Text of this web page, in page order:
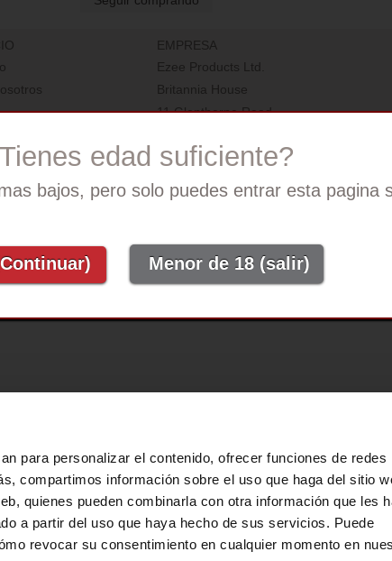
para personalizar el contenido, ofrecer funciones de redes
compartimos información sobre el uso que haga del sitio
quienes pueden combinarla con otra información que les
a partir del uso que haya hecho de sus servicios. Puede
revocar su consentimiento en cualquier momento en
productos
resolución de
EMPRESA
Ezee Products Ltd.
Britannia House
11 Glenthorne Road
Company No. 09019862
Tienes edad suficiente?
bajos, pero solo puedes entrar esta pagina
Menor de 18 (salir)